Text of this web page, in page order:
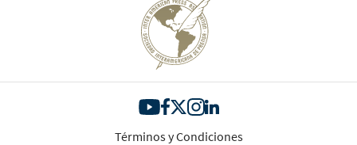
Términos y Condiciones